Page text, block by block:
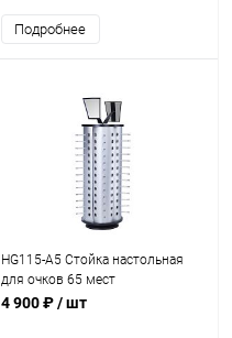
Подробнее
HG115-A5 Стойка настольная
для очков 65 мест
4 900 ₽/ шт